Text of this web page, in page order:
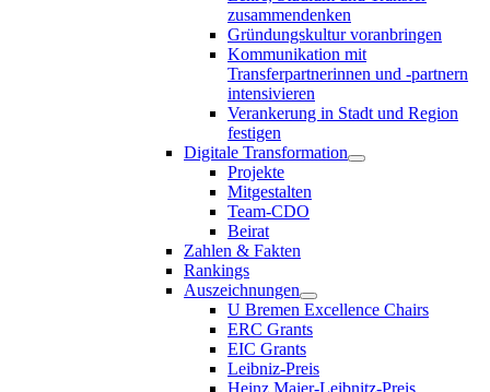
zusammendenken
Gründungskultur voranbringen
Kommunikation mit
Transferpartnerinnen und -partnern
intensivieren
Verankerung in Stadt und Region
festigen
Digitale Transformation
Projekte
Mitgestalten
Team-CDO
Beirat
Zahlen & Fakten
Rankings
Auszeichnungen
U Bremen Excellence Chairs
ERC Grants
EIC Grants
Leibniz-Preis
Heinz Maier-Leibnitz-Preis